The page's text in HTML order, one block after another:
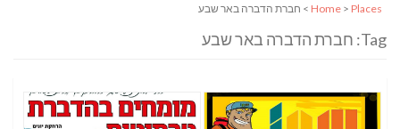
Home > Places > חברת הדברה באר שבע
Tag: חברת הדברה באר שבע